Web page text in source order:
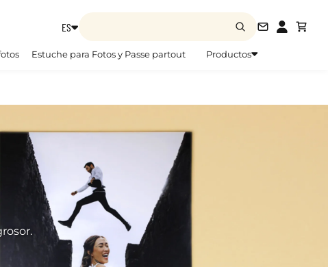
ES
Estuche para Fotos y Passe partout Productos